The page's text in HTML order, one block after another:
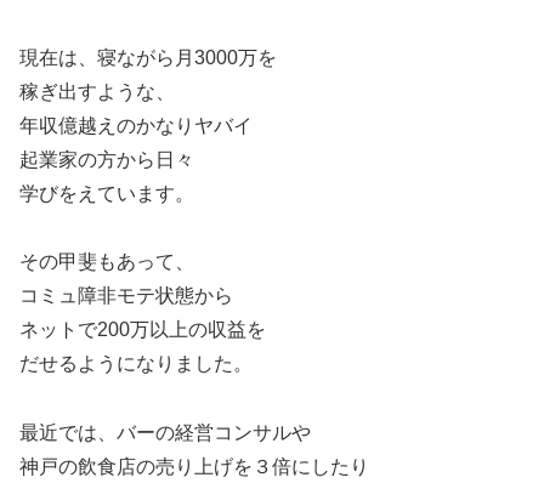
現在は、寝ながら月3000万を
稼ぎ出すような、
年収億越えのかなりヤバイ
起業家の方から日々
学びをえています。
その甲斐もあって、
コミュ障非モテ状態から
ネットで200万以上の収益を
だせるようになりました。
最近では、バーの経営コンサルや
神戸の飲食店の売り上げを３倍にしたり